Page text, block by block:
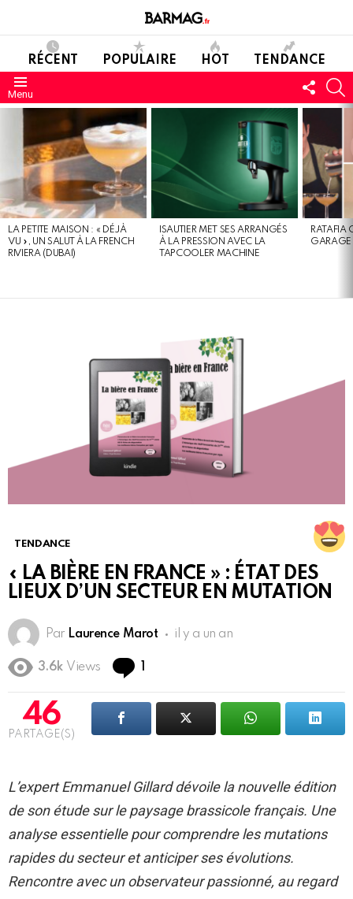
RÉCENT POPULAIRE HOT TENDANCE
Menu
NOUS
DERNIERS
LA PETITE MAISON : « DÉJÀ
VU », UN SALUT À LA FRENCH
RIVIERA (DUBAI)
ISAUTIER MET SES ARRANGÉS
À LA PRESSION AVEC LA
TAPCOOLER MACHINE
RATAFIA
GARAGE
TENDANCE
« LA BIÈRE EN FRANCE » : ÉTAT DES
LIEUX D’UN SECTEUR EN MUTATION
Par Laurence Marot il y a un an
3.6k Views
46
PARTAGE(S)
L’expert Emmanuel Gillard dévoile la nouvelle édition
de son étude sur le paysage brassicole français. Une
analyse essentielle pour comprendre les mutations
rapides du secteur et anticiper ses évolutions.
Rencontre avec un observateur passionné, au regard